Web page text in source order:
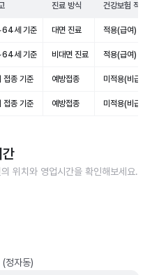
진료 방식 건강보험 적용
세 기준 대면 진료 적용(급여)
세 기준 비대면 진료 적용(급여)
접종 기준 예방접종 미적용(비급여)
접종 기준 예방접종 미적용(비급여)
간
의 위치와 영업시간을 확인해보세요.
정자동)